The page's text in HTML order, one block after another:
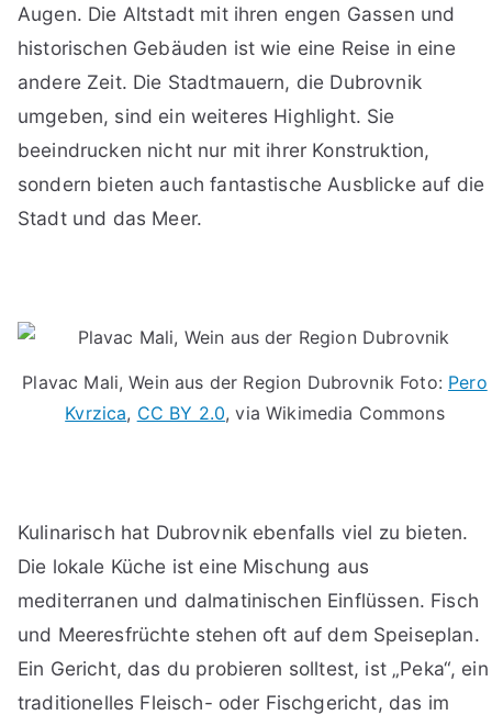
Augen. Die Altstadt mit ihren engen Gassen und
historischen Gebäuden ist wie eine Reise in eine
andere Zeit. Die Stadtmauern, die Dubrovnik
umgeben, sind ein weiteres Highlight. Sie
beeindrucken nicht nur mit ihrer Konstruktion,
sondern bieten auch fantastische Ausblicke auf die
Stadt und das Meer.
Plavac Mali, Wein aus der Region Dubrovnik Foto: Pero
Kvrzica, CC BY 2.0, via Wikimedia Commons
Kulinarisch hat Dubrovnik ebenfalls viel zu bieten.
Die lokale Küche ist eine Mischung aus
mediterranen und dalmatinischen Einflüssen. Fisch
und Meeresfrüchte stehen oft auf dem Speiseplan.
Ein Gericht, das du probieren solltest, ist „Peka“, ein
traditionelles Fleisch- oder Fischgericht, das im